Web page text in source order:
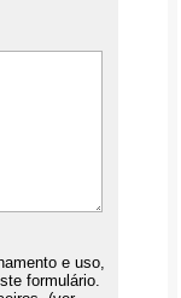
e uso,
formulário.